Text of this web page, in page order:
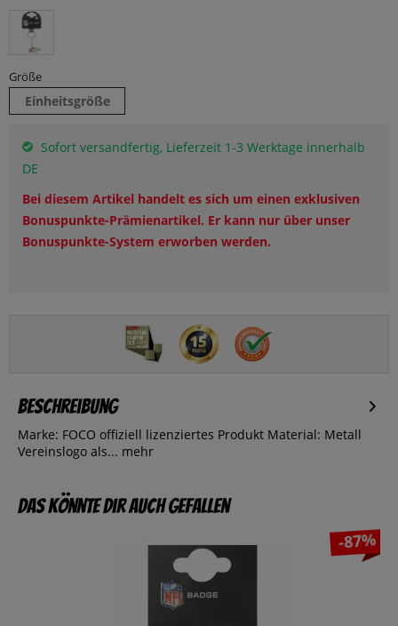
Größe
Einheitsgröße
Sofort versandfertig, Lieferzeit 1-3 Werktage innerhalb
DE
Bei diesem Artikel handelt es sich um einen exklusiven
Bonuspunkte-Prämienartikel. Er kann nur über unser
Bonuspunkte-System erworben werden.
Beschreibung
Marke: FOCO offiziell lizenziertes Produkt Material: Metall
Vereinslogo als... mehr
Das könnte dir auch gefallen
-87%